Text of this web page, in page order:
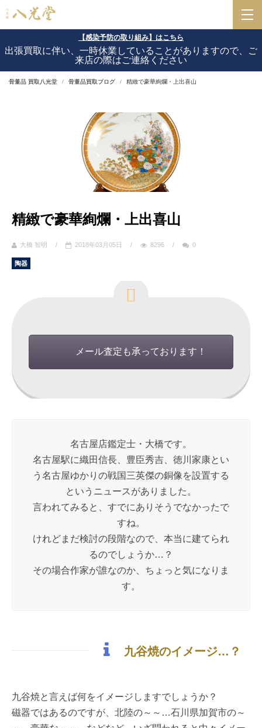
【感染予防の取り組み】はこちら
出張買取に伴い、一時休業していることがありますので、ご
来店の際はご連絡ください
骨董品 買取八光堂 骨董品買取ブログ 精緻で豪華絢爛・上出喜山
精緻で豪華絢爛・上出喜山
大橋 智明 / 2018年03月05日 / 8296 / 0
陶器
メール査定も承っております！
名古屋店鑑定士・大橋です。
名古屋駅に織田信長、豊臣秀吉、徳川家康とい
う名古屋ゆかりの戦国三英傑の銅像を設置する
というニュースがありました。
言われてみると、すでにありそうでなかったで
すね。
けれどまだ検討の段階なので、本当に建てられ
るのでしょうか…？
その場合作家が誰なのか、ちょっと気になりま
す。
九谷焼のイメージ…？
九谷焼と言えば何をイメージしますでしょうか？
磁器ではあるのですが、北陸の～～…石川県加賀市の～